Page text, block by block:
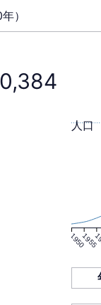
）
19501955
人口